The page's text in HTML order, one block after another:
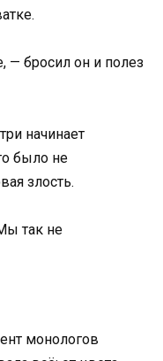
— бросил он и полез
начинает
было не
злость.
так не
монологов